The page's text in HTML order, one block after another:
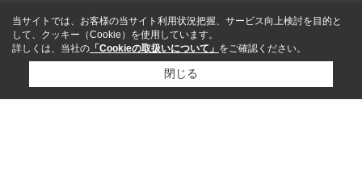
当サイトでは、お客様の当サイト利用状況把握、サービス向上検討を目的と
して、クッキー（Cookie）を使用しています。
詳しくは、当社の 「Cookieの取扱いについて」 をご確認ください。
閉じる